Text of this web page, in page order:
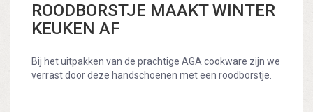
ROODBORSTJE MAAKT WINTER
KEUKEN AF
Bij het uitpakken van de prachtige AGA cookware zijn we
verrast door deze handschoenen met een roodborstje.